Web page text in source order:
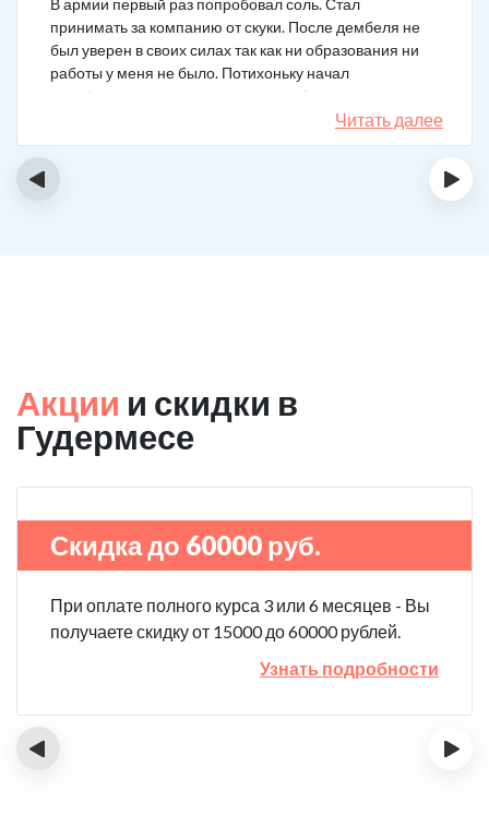
В армии первый раз попробовал соль. Стал
принимать за компанию от скуки. После дембеля не
был уверен в своих силах так как ни образования ни
работы у меня не было. Потихоньку начал
зарабатывать и тратить их на соль. Спустя год завел
девушку и ей не нравилось мое пристрастие к
наркотикам. Пошел на лечение, чтобы ее не потерять.
Читать далее
‹ ›
Акции и скидки в
Гудермесе
Скидка до 60000 руб.
При оплате полного курса 3 или 6 месяцев - Вы
получаете скидку от 15000 до 60000 рублей.
Узнать подробности
‹ ›